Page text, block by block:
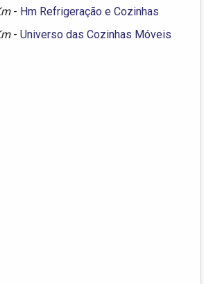
- Hm Refrigeração e Cozinhas
- Universo das Cozinhas Móveis